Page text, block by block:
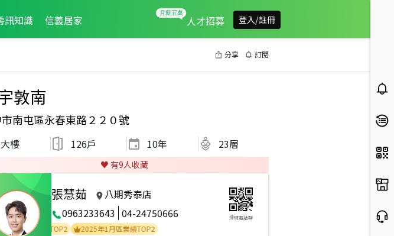
訊知識 信義居家 人才招募 登入/註冊
分享 訂閱
敦南
南屯區永春東路２２０號
大樓 126戶 10年 23層
♥️ 有9人收藏
張慧茹
八期秀泰店
0963233643 04-24750666 掃碼電話聊
業績TOP2 2025年1月區業績TOP2